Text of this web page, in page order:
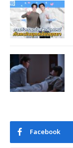
Facebook